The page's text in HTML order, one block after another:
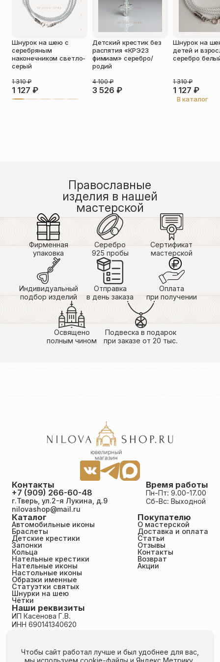
Оставить отзыв
Подтверждаю свое согласие с
политикой конфиденциальностии
даю согласие на обработку
персональных данных
Пока нет отзывов. Будьте первым!
Шнурок на шею с
серебряным
наконечником светло-
серый
1 127 ₽
1 310₽
Детский крестик без
распятия «КРЭ23
фимиам» серебро/
родий
3 526 ₽
4 100₽
Шнурок на
детей и
серебро
1 127 ₽
1 310₽
В каталог
Православные
изделия в нашей
мастерской
Фирменная
упаковка
Серебро
925 пробы
Сертификат
мастерской
Индивидуальный
подбор изделий
Отправка
в день заказа
Оплата
при получении
Освящено
полным чином
Подвеска в подарок
при заказе от 20 тыс.
Каталог
Автомобильные иконы
Браслеты
Детские крестики
Запонки
Кольца
Нательные крестики
Нательные иконы
Настольные иконы
Образки именные
Статуэтки святых
Шнурки на шею
Чётки
Покупателю
О мастерской
Доставка и оплата
Статьи
Отзывы
Контакты
Возврат
Акции
Время работы
Пн-Пт: 9.00-17.00
Сб-Вс: Выходной
Контакты
+7 (909) 266-60-48
г.Тверь, ул.2-я Лукина, д.9
nilovashop@mail.ru
Наши реквизиты
ИП Касенова Г.В.
ИНН 690141340620
Пользовательское соглашение
Публичная оферта
Чтобы сайт работал лучше и был удобнее для вас,
мы используем cookie-файлыи Яндекс.Метрику.